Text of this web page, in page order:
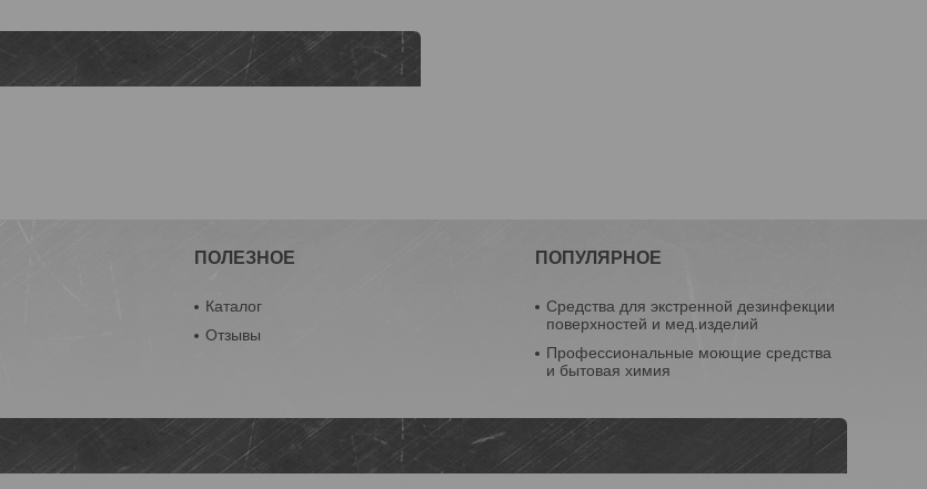
ПОЛЕЗНОЕ
Каталог
Отзывы
ПОПУЛЯРНОЕ
Средства для экстренной дезинфекции
поверхностей и мед.изделий
Профессиональные моющие средства
и бытовая химия